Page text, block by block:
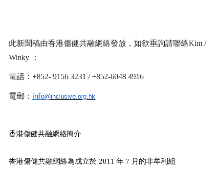
此新聞稿由香港傷健共融網絡發放，如欲垂詢請聯絡Kim /
Winky
：
電話： +852- 9156 3231 / +852-6048 4916
電郵： info@inclusive.org.hk
香港傷健共融網絡簡介
香港傷健共融網絡為成立於2011 年7 月的非牟利組